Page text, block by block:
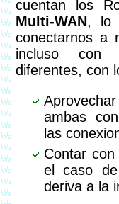
cuentan los
Multi-WAN, lo
conectarnos a
incluso con
diferentes, con
ambas
las
Contar
el caso
deriva a la